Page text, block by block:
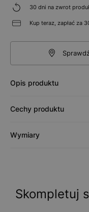
30 dni na zwrot
Kup teraz, zapłać za
Opis produktu
Cechy produktu
Wymiary
Skompletuj